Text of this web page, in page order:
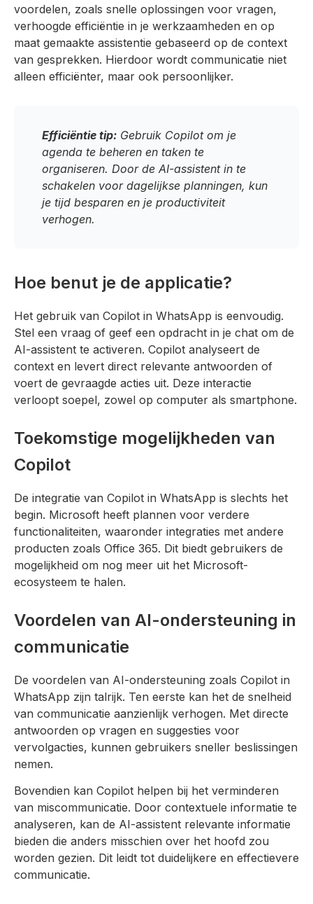
voordelen, zoals snelle oplossingen voor vragen,
verhoogde efficiëntie in je werkzaamheden en op
maat gemaakte assistentie gebaseerd op de context
van gesprekken. Hierdoor wordt communicatie niet
alleen efficiënter, maar ook persoonlijker.
Efficiëntie tip: Gebruik Copilot om je
agenda te beheren en taken te
organiseren. Door de AI-assistent in te
schakelen voor dagelijkse planningen, kun
je tijd besparen en je productiviteit
verhogen.
Hoe benut je de applicatie?
Het gebruik van Copilot in WhatsApp is eenvoudig.
Stel een vraag of geef een opdracht in je chat om de
AI-assistent te activeren. Copilot analyseert de
context en levert direct relevante antwoorden of
voert de gevraagde acties uit. Deze interactie
verloopt soepel, zowel op computer als smartphone.
Toekomstige mogelijkheden van
Copilot
De integratie van Copilot in WhatsApp is slechts het
begin. Microsoft heeft plannen voor verdere
functionaliteiten, waaronder integraties met andere
producten zoals Office 365. Dit biedt gebruikers de
mogelijkheid om nog meer uit het Microsoft-
ecosysteem te halen.
Voordelen van AI-ondersteuning in
communicatie
De voordelen van AI-ondersteuning zoals Copilot in
WhatsApp zijn talrijk. Ten eerste kan het de snelheid
van communicatie aanzienlijk verhogen. Met directe
antwoorden op vragen en suggesties voor
vervolgacties, kunnen gebruikers sneller beslissingen
nemen.
Bovendien kan Copilot helpen bij het verminderen
van miscommunicatie. Door contextuele informatie te
analyseren, kan de AI-assistent relevante informatie
bieden die anders misschien over het hoofd zou
worden gezien. Dit leidt tot duidelijkere en effectievere
communicatie.